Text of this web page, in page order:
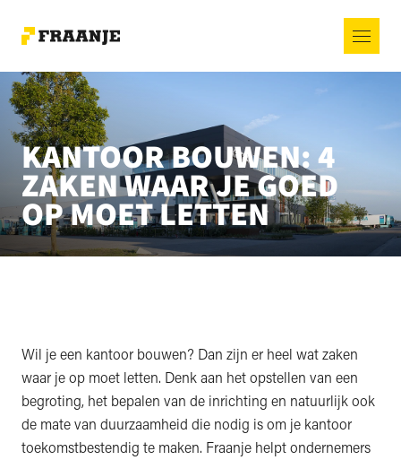
KANTOOR BOUWEN: 4
ZAKEN WAAR JE GOED
OP MOET LETTEN
Wil je een kantoor bouwen? Dan zijn er heel wat zaken
waar je op moet letten. Denk aan het opstellen van een
begroting, het bepalen van de inrichting en natuurlijk ook
de mate van duurzaamheid die nodig is om je kantoor
toekomstbestendig te maken. Fraanje helpt ondernemers